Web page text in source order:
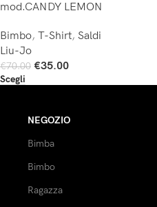
mod.CANDY LEMON
Bimbo, T-Shirt, Saldi
Liu-Jo
€70.00 €35.00
Scegli
NEGOZIO
Bimba
Bimbo
Ragazza